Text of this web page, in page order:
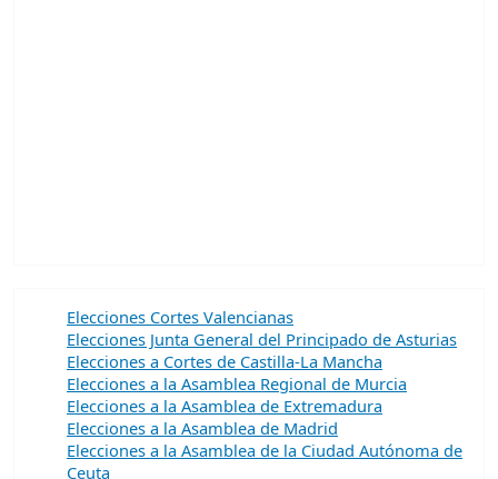
Elecciones Cortes Valencianas
Elecciones Junta General del Principado de Asturias
Elecciones a Cortes de Castilla-La Mancha
Elecciones a la Asamblea Regional de Murcia
Elecciones a la Asamblea de Extremadura
Elecciones a la Asamblea de Madrid
Elecciones a la Asamblea de la Ciudad Autónoma de
Ceuta